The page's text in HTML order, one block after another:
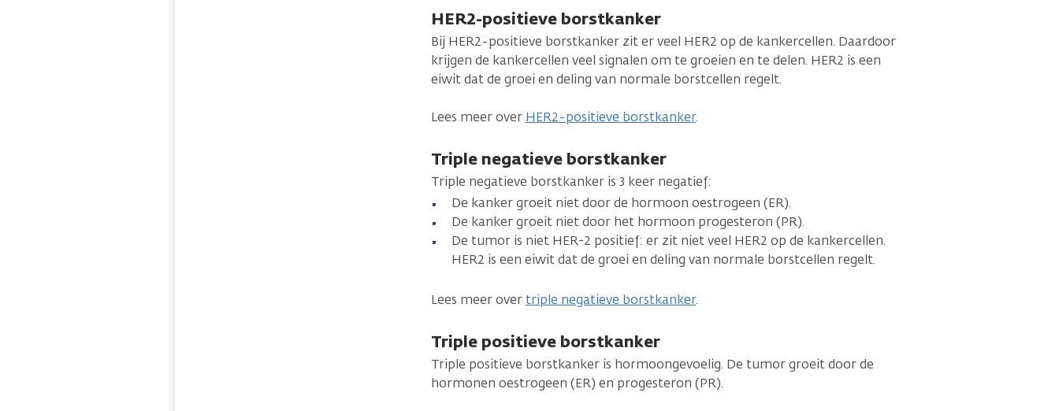
HER2-positieve borstkanker
Bij HER2-positieve borstkanker zit er veel HER2 op de kankercellen. Daardoor
krijgen de kankercellen veel signalen om te groeien en te delen. HER2 is een
eiwit dat de groei en deling van normale borstcellen regelt.
Lees meer over HER2-positieve borstkanker.
Triple negatieve borstkanker
Triple negatieve borstkanker is 3 keer negatief:
De kanker groeit niet door de hormoon oestrogeen (ER).
De kanker groeit niet door het hormoon progesteron (PR).
De tumor is niet HER-2 positief: er zit niet veel HER2 op de kankercellen.
HER2 is een eiwit dat de groei en deling van normale borstcellen regelt.
Lees meer over triple negatieve borstkanker.
Triple positieve borstkanker
Triple positieve borstkanker is hormoongevoelig. De tumor groeit door de
hormonen oestrogeen (ER) en progesteron (PR).